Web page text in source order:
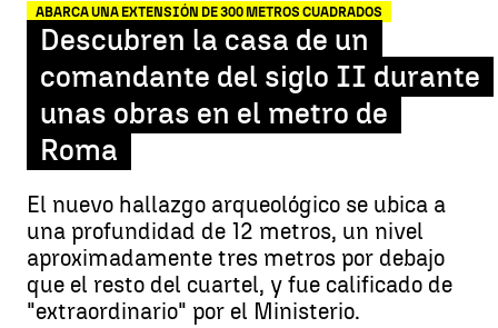
ABARCA UNA EXTENSIÓN DE 300 METROS CUADRADOS
Descubren la casa de un
comandante del siglo II durante
unas obras en el metro de
Roma
El nuevo hallazgo arqueológico se ubica a
una profundidad de 12 metros, un nivel
aproximadamente tres metros por debajo
que el resto del cuartel, y fue calificado de
"extraordinario" por el Ministerio.